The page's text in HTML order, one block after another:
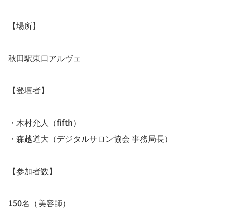
【場所】
秋田駅東口アルヴェ
【登壇者】
・木村允人（fifth）
・森越道大（デジタルサロン協会 事務局長）
【参加者数】
150名（美容師）